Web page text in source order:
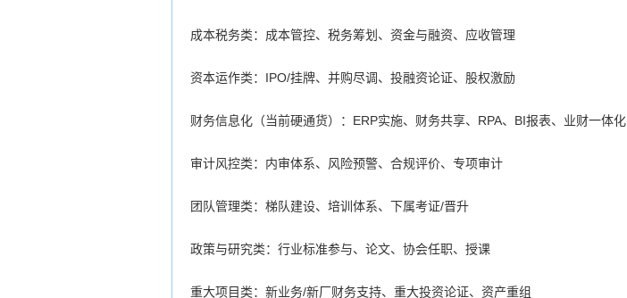
成本税务类：成本管控、税务筹划、资金与融资、应收管理
资本运作类：IPO/挂牌、并购尽调、投融资论证、股权激励
财务信息化（当前硬通货）：ERP实施、财务共享、RPA、BI报表、业财一体化
审计风控类：内审体系、风险预警、合规评价、专项审计
团队管理类：梯队建设、培训体系、下属考证/晋升
政策与研究类：行业标准参与、论文、协会任职、授课
重大项目类：新业务/新厂财务支持、重大投资论证、资产重组